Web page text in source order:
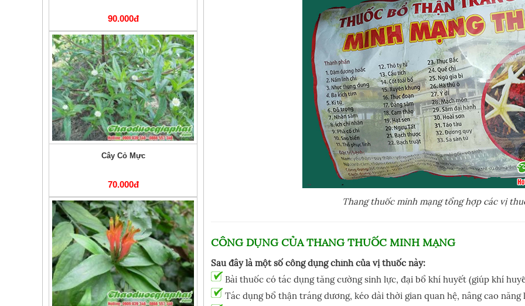
Thang thuốc minh mạng tổng hợp các vị
CÔNG DỤNG CỦA THANG THUỐC MINH MẠNG
Sau đây là một số công dụng chính của vị thuốc này:
Bài thuốc có tác dụng tăng cường sinh lực, đại bổ khí huyết (giúp khí
Tác dụng bổ thận tráng dương, kéo dài thời gian quan hệ, nâng cao năng
90.000đ
Cây Cỏ Mực
70.000đ